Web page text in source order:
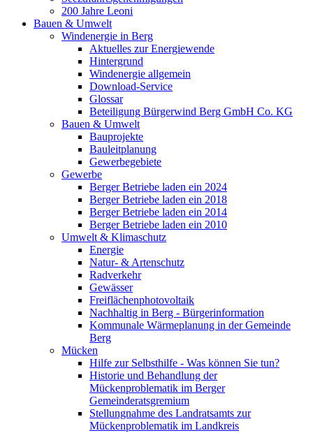
200 Jahre Leoni
Bauen & Umwelt
Windenergie in Berg
Aktuelles zur Energiewende
Hintergrund
Windenergie allgemein
Download-Service
Glossar
Beteiligung Bürgerwind Berg GmbH Co. KG
Bauen & Umwelt
Bauprojekte
Bauleitplanung
Gewerbegebiete
Gewerbe
Berger Betriebe laden ein 2024
Berger Betriebe laden ein 2018
Berger Betriebe laden ein 2014
Berger Betriebe laden ein 2010
Umwelt & Klimaschutz
Energie
Natur- & Artenschutz
Radverkehr
Gewässer
Freiflächenphotovoltaik
Nachhaltig in Berg - Bürgerinformation
Kommunale Wärmeplanung in der Gemeinde
Berg
Mücken
Hilfe zur Selbsthilfe - Was können Sie tun?
Historie und Behandlung der
Mückenproblematik im Berger
Gemeinderatsgremium
Stellungnahme des Landratsamts zur
Mückenproblematik im Landkreis